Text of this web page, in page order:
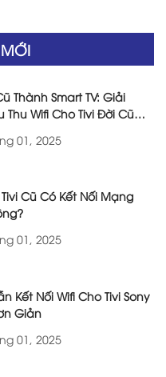
Thành Smart TV: Giải
Thu Wifi Cho Tivi Đời Cũ
01, 2025
Cũ Có Kết Nối Mạng
01, 2025
Kết Nối Wifi Cho Tivi Sony
Giản
01, 2025